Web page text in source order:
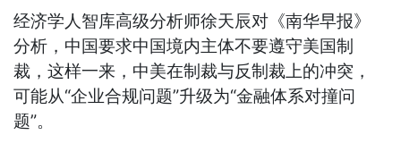
经济学人智库高级分析师徐天辰对《南华早报》
分析，中国要求中国境内主体不要遵守美国制
裁，这样一来，中美在制裁与反制裁上的冲突，
可能从“企业合规问题”升级为“金融体系对撞问
题”。